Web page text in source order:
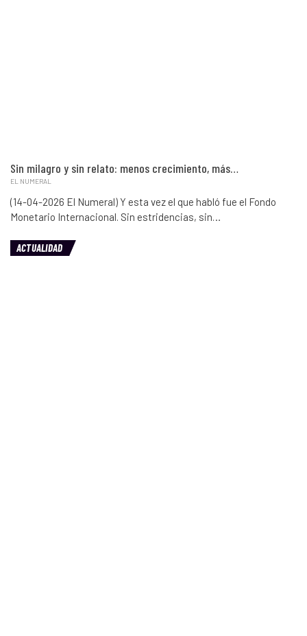
Sin milagro y sin relato: menos crecimiento, más…
EL NUMERAL
(14-04-2026 El Numeral) Y esta vez el que habló fue el Fondo
Monetario Internacional. Sin estridencias, sin…
ACTUALIDAD